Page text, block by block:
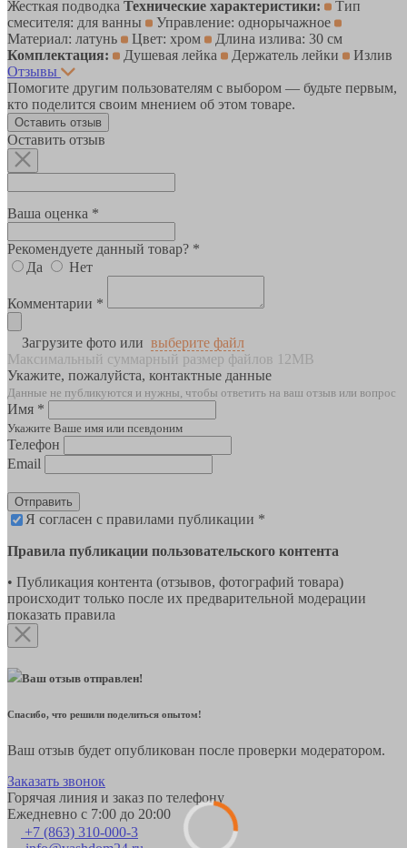
Жесткая подводка Технические характеристики:
Тип
смесителя: для ванны
Управление: однорычажное
Материал: латунь
Цвет: хром
Длина излива: 30 см
Комплектация:
Душевая лейка Держатель лейки
Излив
Отзывы
Помогите другим пользователям с выбором — будьте первым,
кто поделится своим мнением об этом товаре.
Оставить отзыв
Оставить отзыв
Ваша оценка *
Рекомендуете данный товар? *
Да
Нет
Комментарии *
Загрузите фото или выберите файл
Максимальный суммарный размер файлов 12MB
Укажите, пожалуйста, контактные данные
Данные не публикуются и нужны, чтобы ответить на ваш отзыв или вопрос
Имя *
Укажите Ваше имя или псевдоним
Телефон
Email
Отправить
Я согласен с правилами публикации *
Правила публикации пользовательского контента
• Публикация контента (отзывов, фотографий товара)
происходит только после их предварительной модерации
показать правила
Ваш отзыв отправлен!
Спасибо, что решили поделиться опытом!
Ваш отзыв будет опубликован после проверки модератором.
Заказать звонок
Горячая линия и заказ по телефону
Ежедневно с 7:00 до 20:00
+7 (863) 310-000-3